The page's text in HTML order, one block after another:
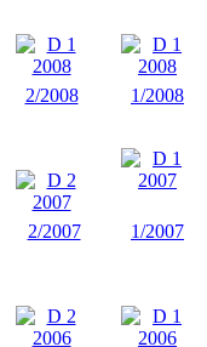
2/2008
1/2008
2/2007
1/2007